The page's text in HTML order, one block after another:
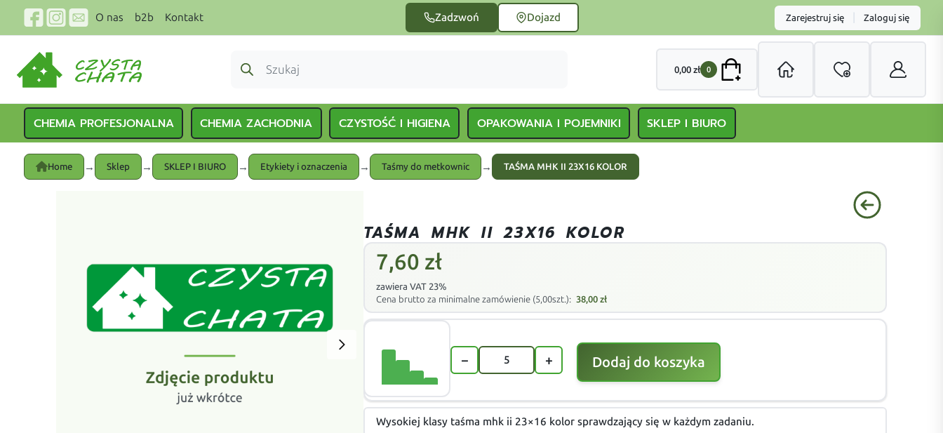
O nas b2b Kontakt Zadzwoń Dojazd Zarejestruj się Zaloguj się
0,00 zł 0
CHEMIA PROFESJONALNA CHEMIA ZACHODNIA CZYSTOŚĆ I HIGIENA OPAKOWANIA I POJEMNIKI SKLEP I BIURO
Home → Sklep → SKLEP I BIURO → Etykiety i oznaczenia → Taśmy do metkownic → TAŚMA MHK II 23X16 KOLOR
TAŚMA MHK II 23X16 KOLOR
7,60 zł
zawiera VAT 23%
Cena brutto za minimalne zamówienie (5,00szt.): 38,00zł
− + Dodaj do koszyka
Wysokiej klasy taśma mhk ii 23×16 kolor sprawdzający się w każdym zadaniu.